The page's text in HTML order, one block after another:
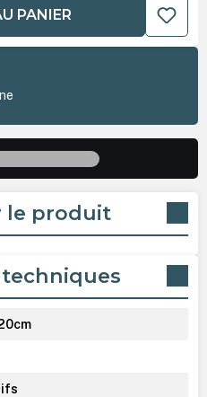
PANIER
le produit